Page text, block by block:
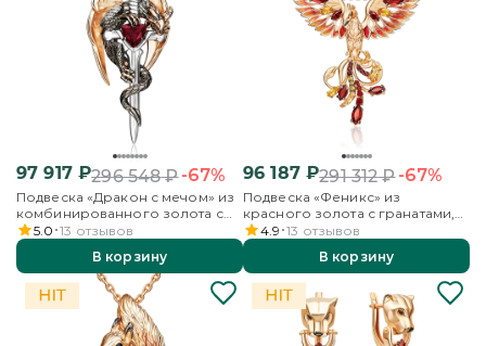
97 917₽296 548₽-67%
Подвеска «Дракон с мечом» из
комбинированного золота с
гранатами
5.0 13 отзывов
В корзину
96 187₽291 312₽-67%
Подвеска «Феникс» из
красного золота с гранатами,
цитринами и эмалью
4.9 13 отзывов
В корзину